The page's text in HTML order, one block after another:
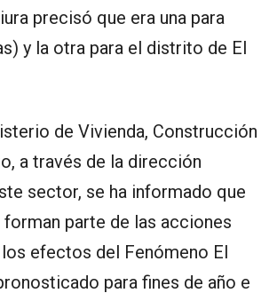
precisó que era una para
y la otra para el distrito de El
de Vivienda, Construcción
a través de la dirección
sector, se ha informado que
parte de las acciones
efectos del Fenómeno El
para fines de año e